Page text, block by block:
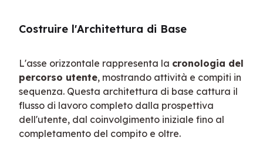
Costruire l'Architettura di Base
L'asse orizzontale rappresenta la cronologia del
percorso utente, mostrando attività e compiti in
sequenza. Questa architettura di base cattura il
flusso di lavoro completo dalla prospettiva
dell'utente, dal coinvolgimento iniziale fino al
completamento del compito e oltre.